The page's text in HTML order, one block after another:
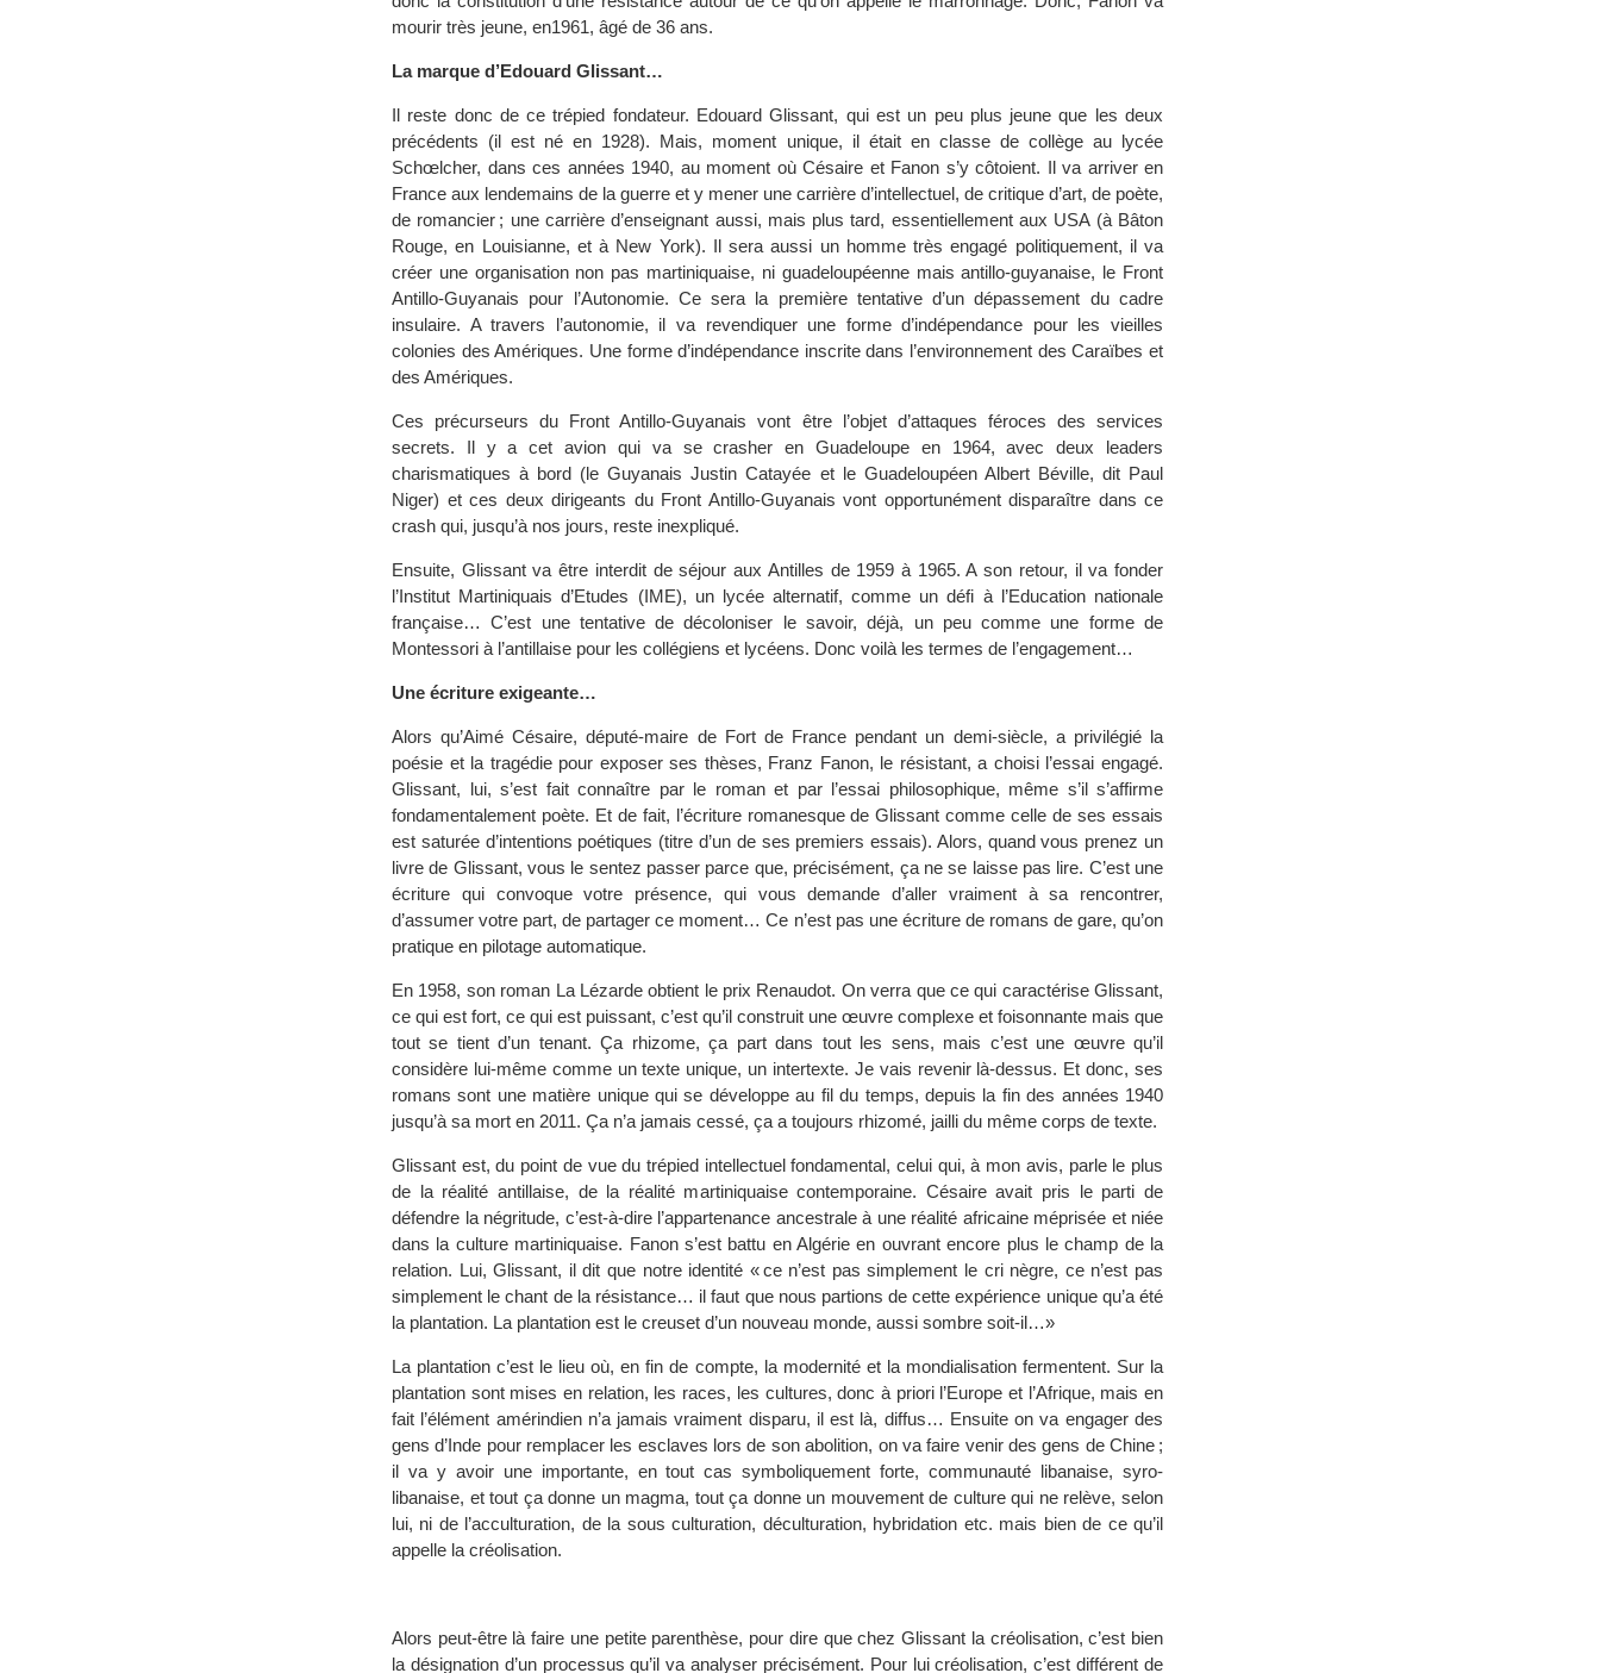
mourir très jeune, en1961, âgé de 36 ans.
La marque d’Edouard Glissant…
Il reste donc de ce trépied fondateur. Edouard Glissant, qui est un peu plus jeune que les deux
précédents (il est né en 1928). Mais, moment unique, il était en classe de collège au lycée
Schœlcher, dans ces années 1940, au moment où Césaire et Fanon s’y côtoient. Il va arriver en
France aux lendemains de la guerre et y mener une carrière d’intellectuel, de critique d’art, de poète,
de romancier ; une carrière d’enseignant aussi, mais plus tard, essentiellement aux USA (à Bâton
Rouge, en Louisianne, et à New York). Il sera aussi un homme très engagé politiquement, il va
créer une organisation non pas martiniquaise, ni guadeloupéenne mais antillo-guyanaise, le Front
Antillo-Guyanais pour l’Autonomie. Ce sera la première tentative d’un dépassement du cadre
insulaire. A travers l’autonomie, il va revendiquer une forme d’indépendance pour les vieilles
colonies des Amériques. Une forme d’indépendance inscrite dans l’environnement des Caraïbes et
des Amériques.
Ces précurseurs du Front Antillo-Guyanais vont être l’objet d’attaques féroces des services
secrets. Il y a cet avion qui va se crasher en Guadeloupe en 1964, avec deux leaders
charismatiques à bord (le Guyanais Justin Catayée et le Guadeloupéen Albert Béville, dit Paul
Niger) et ces deux dirigeants du Front Antillo-Guyanais vont opportunément disparaître dans ce
crash qui, jusqu’à nos jours, reste inexpliqué.
Ensuite, Glissant va être interdit de séjour aux Antilles de 1959 à 1965. A son retour, il va fonder
l’Institut Martiniquais d’Etudes (IME), un lycée alternatif, comme un défi à l’Education nationale
française… C’est une tentative de décoloniser le savoir, déjà, un peu comme une forme de
Montessori à l’antillaise pour les collégiens et lycéens. Donc voilà les termes de l’engagement…
Une écriture exigeante…
Alors qu’Aimé Césaire, député-maire de Fort de France pendant un demi-siècle, a privilégié la
poésie et la tragédie pour exposer ses thèses, Franz Fanon, le résistant, a choisi l’essai engagé.
Glissant, lui, s’est fait connaître par le roman et par l’essai philosophique, même s’il s’affirme
fondamentalement poète. Et de fait, l’écriture romanesque de Glissant comme celle de ses essais
est saturée d’intentions poétiques (titre d’un de ses premiers essais). Alors, quand vous prenez un
livre de Glissant, vous le sentez passer parce que, précisément, ça ne se laisse pas lire. C’est une
écriture qui convoque votre présence, qui vous demande d’aller vraiment à sa rencontrer,
d’assumer votre part, de partager ce moment… Ce n’est pas une écriture de romans de gare, qu’on
pratique en pilotage automatique.
En 1958, son roman La Lézarde obtient le prix Renaudot. On verra que ce qui caractérise Glissant,
ce qui est fort, ce qui est puissant, c’est qu’il construit une œuvre complexe et foisonnante mais que
tout se tient d’un tenant. Ça rhizome, ça part dans tout les sens, mais c’est une œuvre qu’il
considère lui-même comme un texte unique, un intertexte. Je vais revenir là-dessus. Et donc, ses
romans sont une matière unique qui se développe au fil du temps, depuis la fin des années 1940
jusqu’à sa mort en 2011. Ça n’a jamais cessé, ça a toujours rhizomé, jailli du même corps de texte.
Glissant est, du point de vue du trépied intellectuel fondamental, celui qui, à mon avis, parle le plus
de la réalité antillaise, de la réalité martiniquaise contemporaine. Césaire avait pris le parti de
défendre la négritude, c’est-à-dire l’appartenance ancestrale à une réalité africaine méprisée et niée
dans la culture martiniquaise. Fanon s’est battu en Algérie en ouvrant encore plus le champ de la
relation. Lui, Glissant, il dit que notre identité « ce n’est pas simplement le cri nègre, ce n’est pas
simplement le chant de la résistance… il faut que nous partions de cette expérience unique qu’a été
la plantation. La plantation est le creuset d’un nouveau monde, aussi sombre soit-il…»
La plantation c’est le lieu où, en fin de compte, la modernité et la mondialisation fermentent. Sur la
plantation sont mises en relation, les races, les cultures, donc à priori l’Europe et l’Afrique, mais en
fait l’élément amérindien n’a jamais vraiment disparu, il est là, diffus… Ensuite on va engager des
gens d’Inde pour remplacer les esclaves lors de son abolition, on va faire venir des gens de Chine ;
il va y avoir une importante, en tout cas symboliquement forte, communauté libanaise, syro-
libanaise, et tout ça donne un magma, tout ça donne un mouvement de culture qui ne relève, selon
lui, ni de l’acculturation, de la sous culturation, déculturation, hybridation etc. mais bien de ce qu’il
appelle la créolisation.
Alors peut-être là faire une petite parenthèse, pour dire que chez Glissant la créolisation, c’est bien
la désignation d’un processus qu’il va analyser précisément. Pour lui créolisation, c’est différent de